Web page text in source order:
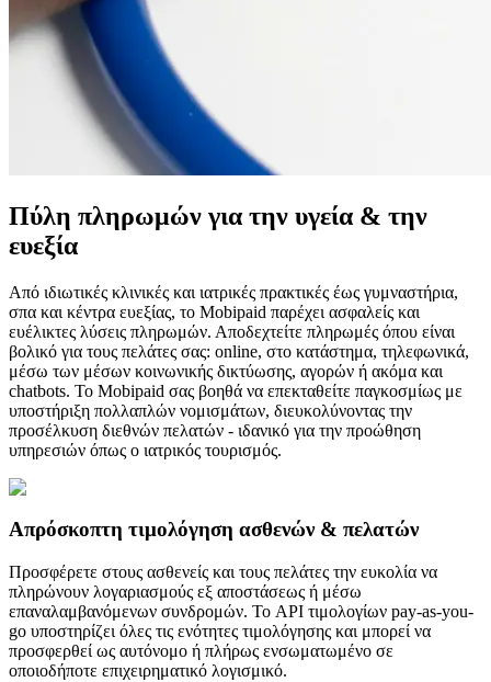
Πύλη πληρωμών για την υγεία & την
ευεξία
Από ιδιωτικές κλινικές και ιατρικές πρακτικές έως γυμναστήρια,
σπα και κέντρα ευεξίας, το Mobipaid παρέχει ασφαλείς και
ευέλικτες λύσεις πληρωμών. Αποδεχτείτε πληρωμές όπου είναι
βολικό για τους πελάτες σας: online, στο κατάστημα, τηλεφωνικά,
μέσω των μέσων κοινωνικής δικτύωσης, αγορών ή ακόμα και
chatbots. Το Mobipaid σας βοηθά να επεκταθείτε παγκοσμίως με
υποστήριξη πολλαπλών νομισμάτων, διευκολύνοντας την
προσέλκυση διεθνών πελατών - ιδανικό για την προώθηση
υπηρεσιών όπως ο ιατρικός τουρισμός.
Απρόσκοπτη τιμολόγηση ασθενών & πελατών
Προσφέρετε στους ασθενείς και τους πελάτες την ευκολία να
πληρώνουν λογαριασμούς εξ αποστάσεως ή μέσω
επαναλαμβανόμενων συνδρομών. Το API τιμολογίων pay-as-you-
go υποστηρίζει όλες τις ενότητες τιμολόγησης και μπορεί να
προσφερθεί ως αυτόνομο ή πλήρως ενσωματωμένο σε
οποιοδήποτε επιχειρηματικό λογισμικό.